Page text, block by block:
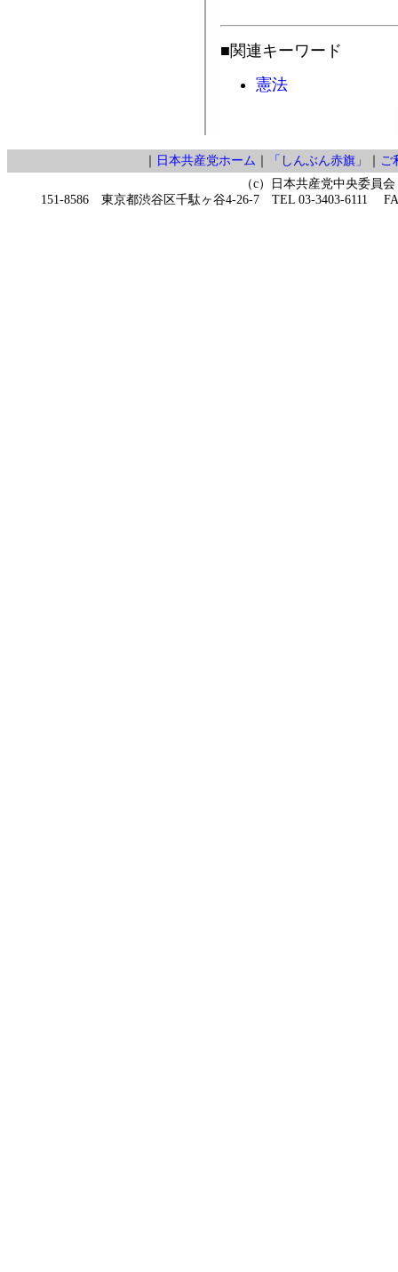
■関連キーワード
憲法
日本共産党ホーム 「しんぶん赤旗」
ご
（c）日本共産党中央委員会
151-8586 東京都渋谷区千駄ヶ谷4-26-7 TEL 03-3403-6111